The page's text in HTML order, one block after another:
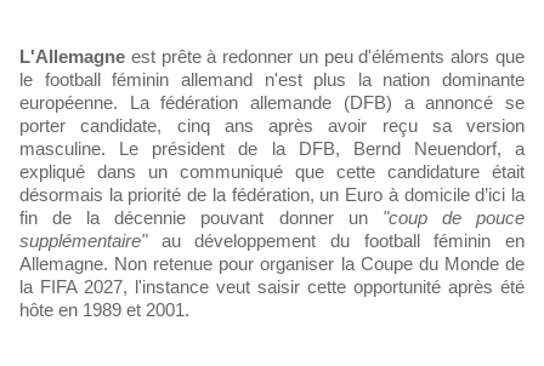
L'Allemagne est prête à redonner un peu d'éléments alors que
le football féminin allemand n'est plus la nation dominante
européenne. La fédération allemande (DFB) a annoncé se
porter candidate, cinq ans après avoir reçu sa version
masculine. Le président de la DFB, Bernd Neuendorf, a
expliqué dans un communiqué que cette candidature était
désormais la priorité de la fédération, un Euro à domicile d’ici la
fin de la décennie pouvant donner un "coup de pouce
supplémentaire"au développement du football féminin en
Allemagne. Non retenue pour organiser la Coupe du Monde de
la FIFA 2027, l'instance veut saisir cette opportunité après été
hôte en 1989 et 2001.